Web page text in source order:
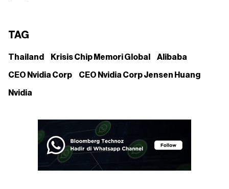
TAG
Thailand Krisis Chip Memori Global Alibaba
CEO Nvidia Corp CEO Nvidia Corp Jensen Huang
Nvidia